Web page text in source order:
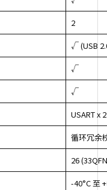
2
√ (USB
√
√
USART x
循环冗余
26
-40°C 至